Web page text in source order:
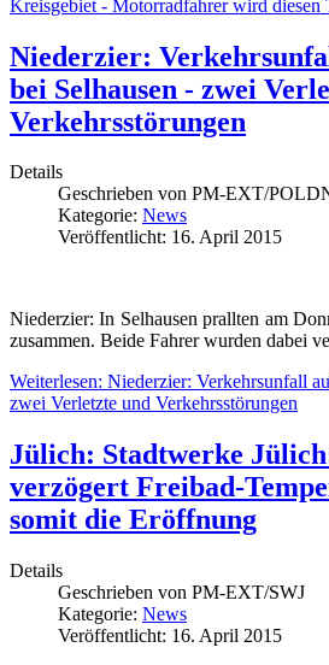
Kreisgebiet - Motorradfahrer wird diesen
Niederzier:
bei Selhausen - zwei
Verkehrsstörungen
Details
Geschrieben von PM-EXT/
Kategorie: News
Veröffentlicht: 16. April 2015
Niederzier: In Selhausen prallten am
zusammen. Beide Fahrer wurden dabei
Weiterlesen: Niederzier: Verkehrsunfall
zwei Verletzte und Verkehrsstörungen
Jülich: Stadtwerke
verzögert Freibad-
somit die Eröffnung
Details
Geschrieben von PM-EXT/SWJ
Kategorie: News
Veröffentlicht: 16. April 2015